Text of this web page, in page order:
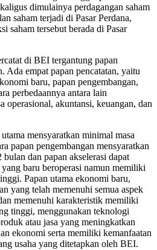
dimulainya perdagangan saham
saham terjadi di Pasar Perdana,
saham tersebut berada di Pasar
di BEI tergantung papan
Ada empat papan pencatatan, yaitu
baru, papan pengembangan,
perbedaannya antara lain
operasional, akuntansi, keuangan, dan
mensyaratkan minimal masa
papan pengembangan mensyaratkan
dan papan akselerasi dapat
baru beroperasi namun memiliki
Papan utama ekonomi baru,
yang telah memenuhi semua aspek
memenuhi karakteristik memiliki
tinggi, menggunakan teknologi
atau jasa yang meningkatkan
ekonomi serta memiliki kemanfaatan
usaha yang ditetapkan oleh BEI.